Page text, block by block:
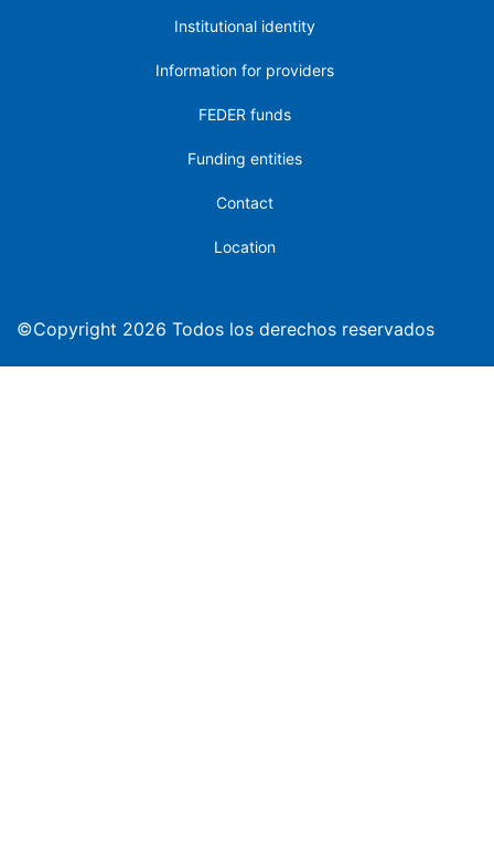
Institutional identity
Information for providers
FEDER funds
Funding entities
Contact
Location
©Copyright 2026 Todos los derechos reservados